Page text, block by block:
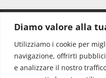
Diamo valore alla
Utilizziamo i cookie per
navigazione, offrirti
e analizzare il nostro
Redazione:
Direttore: